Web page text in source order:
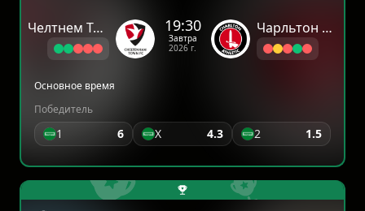
Челтнем Таун 19:30
Завтра
2026 г.
Чарльтон Атлетик
Основное время
Победитель
1 6 X 4.3 2 1.5